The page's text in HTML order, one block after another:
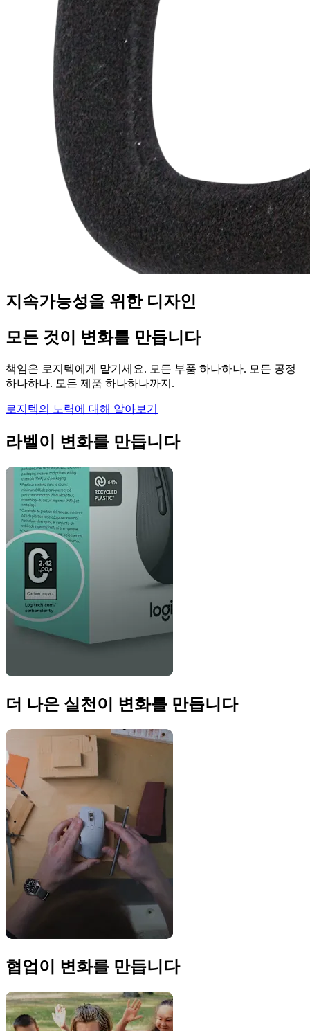
지속가능성을 위한 디자인
모든 것이 변화를 만듭니다
책임은 로지텍에게 맡기세요. 모든 부품 하나하나. 모든 공정
하나하나. 모든 제품 하나하나까지.
로지텍의 노력에 대해 알아보기
라벨이 변화를 만듭니다
더 나은 실천이 변화를 만듭니다
협업이 변화를 만듭니다